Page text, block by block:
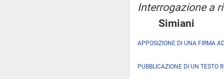
Interrogazione a
Simiani
APPOSIZIONE DI UNA FIRMA
PUBBLICAZIONE DI UN TESTO